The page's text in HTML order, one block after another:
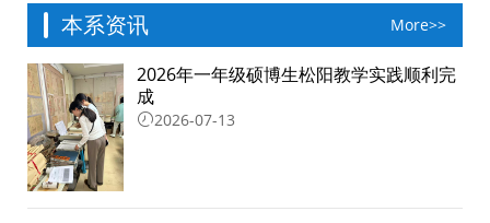
本系资讯 More>>
2026年一年级硕博生松阳教学实践顺利完
成
2026-07-13